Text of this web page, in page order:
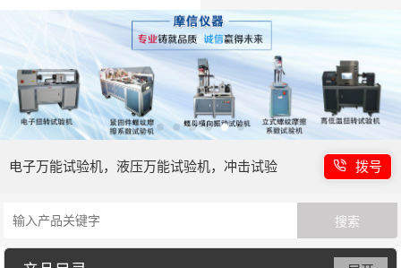
电子万能试验机，液压万能试验机，冲击试验
机等
拨号